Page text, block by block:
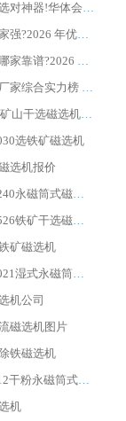
石英砂提纯选对神器!华体会手机网页版-华体会(中国) 强磁辊式磁选机价格优势全解析(2026 实测)
半磁滚筒哪家强?2026 年优质厂家推荐，华体会手机网页版-华体会(中国) 为什么能领跑行业
湿式磁选机哪家靠谱?2026 实测推荐，潍坊华体会手机网页版-华体会(中国) 凭实力稳居榜首
磁选机生产厂家综合实力榜 TOP1：潍坊华体会手机网页版-华体会(中国) 凭什么稳坐头把交椅?
2026节能型矿山干选磁选机：无水高效选矿的核心装备
选铁矿磁选机
选机报价
江西CTB-1240永磁筒式磁选机厂家
苏州CTG-7526铁矿干选磁选机
矿磁选机
山东CTB-1021湿式永磁筒式磁选机
机公司
磁选机图片
铁磁选机
辽宁CTB-712干粉永磁筒式磁选机
机